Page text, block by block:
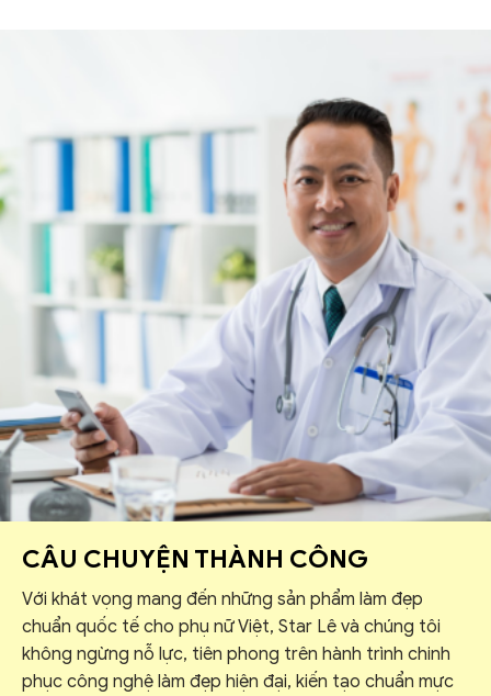
CÂU CHUYỆN THÀNH CÔNG
Với khát vọng mang đến những sản phẩm làm đẹp
chuẩn quốc tế cho phụ nữ Việt, Star Lê và chúng tôi
không ngừng nỗ lực, tiên phong trên hành trình chinh
phục công nghệ làm đẹp hiện đại, kiến tạo chuẩn mực